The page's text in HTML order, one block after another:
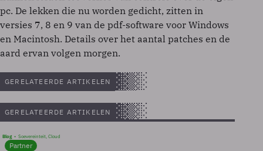
pc. De lekken die nu worden gedicht, zitten in
versies 7, 8 en 9 van de pdf-software voor Windows
en Macintosh. Details over het aantal patches en de
aard ervan volgen morgen.
GERELATEERDE ARTIKELEN
GERELATEERDE ARTIKELEN
Blog Soevereinteit, Cloud
Partner